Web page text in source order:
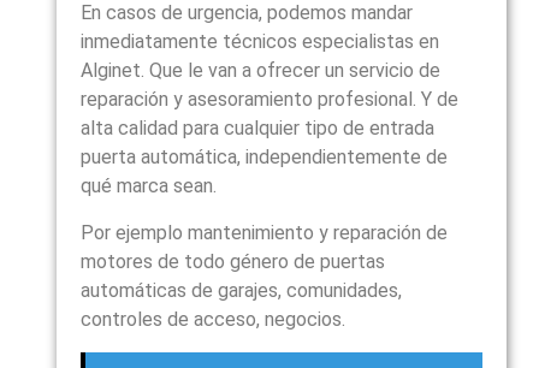
En casos de urgencia, podemos mandar
inmediatamente técnicos especialistas en
Alginet. Que le van a ofrecer un servicio de
reparación y asesoramiento profesional. Y de
alta calidad para cualquier tipo de entrada
puerta automática, independientemente de
qué marca sean.
Por ejemplo mantenimiento y reparación de
motores de todo género de puertas
automáticas de garajes, comunidades,
controles de acceso, negocios.